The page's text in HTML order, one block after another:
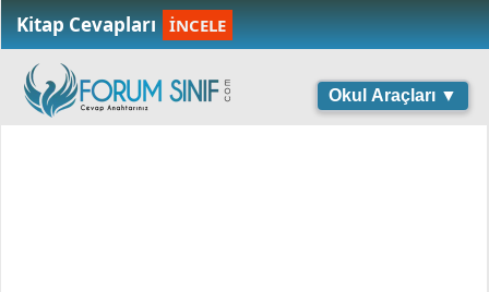
Kitap Cevapları İNCELE
Okul Araçları ▼